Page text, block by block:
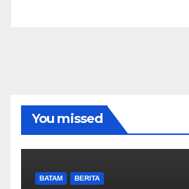
You missed
BATAM BERITA